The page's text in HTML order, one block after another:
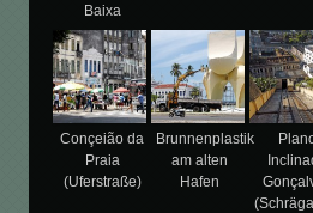
Baixa
Conçeião da
Praia
(Uferstraße)
Brunnenplastik
am alten
Hafen